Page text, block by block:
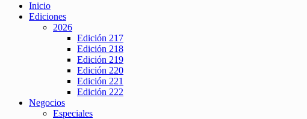
Inicio
Ediciones
2026
Edición 217
Edición 218
Edición 219
Edición 220
Edición 221
Edición 222
Negocios
Especiales